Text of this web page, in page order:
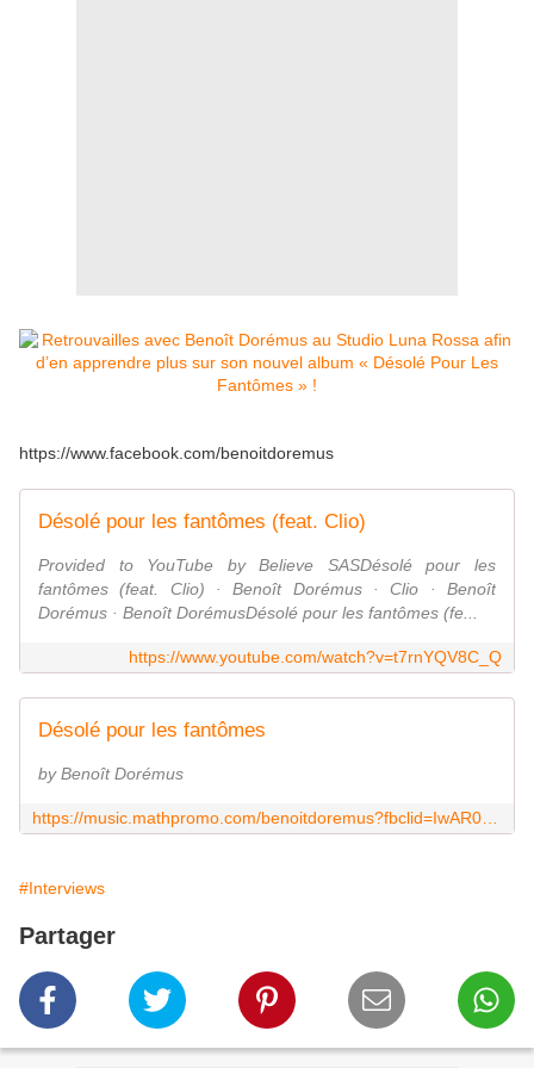
https://www.facebook.com/benoitdoremus
Désolé pour les fantômes (feat. Clio)
Provided to YouTube by Believe SASDésolé pour les
fantômes (feat. Clio) · Benoît Dorémus · Clio · Benoît
Dorémus · Benoît DorémusDésolé pour les fantômes (fe...
https://www.youtube.com/watch?v=t7rnYQV8C_Q
Désolé pour les fantômes
by Benoît Dorémus
#Interviews
Partager